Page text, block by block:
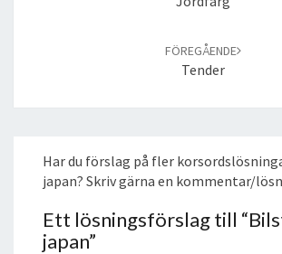
FÖREGÅENDE
Tender
Har du förslag på fler
japan? Skriv gärna en kommentar/
Ett lösningsförslag till “
japan”